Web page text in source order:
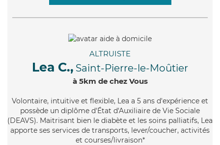
ALTRUISTE
Lea C., Saint-Pierre-le-Moûtier
à 5km de chez Vous
Volontaire, intuitive et flexible, Lea a 5 ans d'expérience et
possède un diplôme d'État d'Auxiliaire de Vie Sociale
(DEAVS). Maitrisant bien le diabète et les soins palliatifs, Lea
apporte ses services de transports, lever/coucher, activités
et courses/livraison*